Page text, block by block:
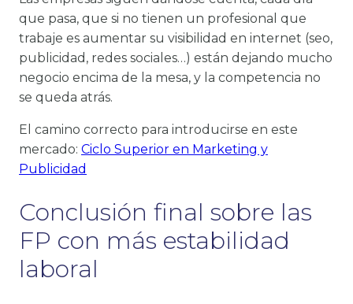
que pasa, que si no tienen un profesional que
trabaje es aumentar su visibilidad en internet (seo,
publicidad, redes sociales…) están dejando mucho
negocio encima de la mesa, y la competencia no
se queda atrás.
El camino correcto para introducirse en este
mercado: Ciclo Superior en Marketing y
Publicidad
Conclusión final sobre las
FP con más estabilidad
laboral